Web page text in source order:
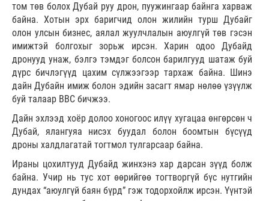
том төв болох Дубай руу дрон, пуужингаар байнга харваж
байна. Хотын эрх баригчид олон жилийн турш Дубайг
олон улсын бизнес, аялал жуулчлалын аюулгүй төв гэсэн
имижтэй болгохыг зорьж ирсэн. Харин одоо Дубайд
дронууд унаж, бэлгэ тэмдэг болсон барилгууд шатаж буй
дүрс бичлэгүүд цахим сүлжээгээр тархаж байна. Шинэ
дайн Дубайн имиж болон эдийн засагт ямар нөлөө үзүүлж
буй талаар ВВС бичжээ.
Дайн эхлээд хоёр долоо хоногоос илүү хугацаа өнгөрсөн ч
Дубай, ялангуяа нисэх буудал болон боомтын бүсүүд
дроны халдлагатай тогтмол тулгарсаар байна.
Ираны цохилтууд Дубайд жинхэнэ хар дарсан зүүд болж
байна. Учир нь тус хот өөрийгөө тогтворгүй бүс нутгийн
дундах “аюулгүй баян бүрд” гэж тодорхойлж ирсэн. Үүнтэй